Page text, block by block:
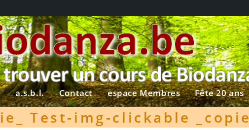
a.s.b.l. Contact espace Membres Fête 20 ans
Test-img-clickable _copie